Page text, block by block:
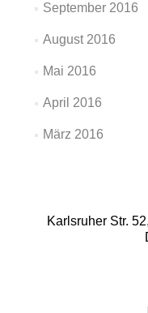
September 2016
August 2016
Mai 2016
April 2016
März 2016
Karlsruher Str.